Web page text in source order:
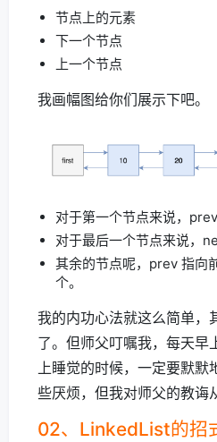
节点上的元素
下一个节点
上一个节点
我画幅图给你们展示下吧。
对于第一个节点来说，prev
对于最后一个节点来说，
其余的节点呢，prev 指向
个。
我的内功心法就这么简单，
了。但师父叮嘱我，每天早
上睡觉的时候，一定要默默
些厌烦，但我对师父的教诲
02、LinkedList的招